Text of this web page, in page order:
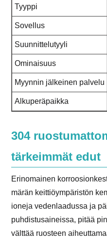
Tyyppi
Sovellus
Suunnittelutyyli
Ominaisuus
Myynnin jälkeinen palvelu
Alkuperäpaikka
304
tärkeimmät edut
Erinomainen
märän keittiöympäristön
ioneja vedenlaadussa ja
puhdistusaineissa, pitää
välttää ruosteen